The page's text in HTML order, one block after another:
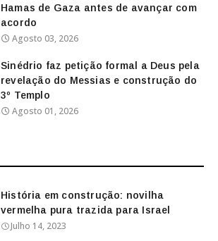
Hamas de Gaza antes de avançar com
acordo
Agosto 03, 2026
Sinédrio faz petição formal a Deus pela
revelação do Messias e construção do
3º Templo
Agosto 01, 2026
História em construção: novilha
vermelha pura trazida para Israel
Julho 14, 2023